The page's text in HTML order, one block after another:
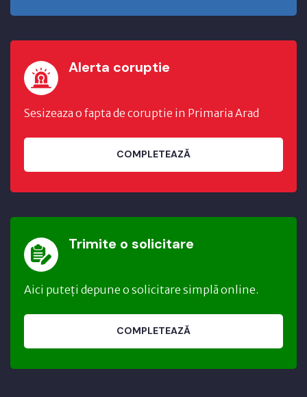
Alerta coruptie
Sesizeaza o fapta de coruptie in Primaria Arad
COMPLETEAZĂ
Trimite o solicitare
Aici puteți depune o solicitare simplă online.
COMPLETEAZĂ